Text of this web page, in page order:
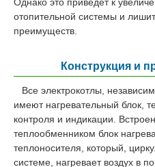
отопительной системы и
преимуществ.
Конструкция и
Все электрокотлы,
имеют нагревательный блок,
контроля и индикации.
теплообменником блок
теплоносителя, который,
системе, нагревает воздух в